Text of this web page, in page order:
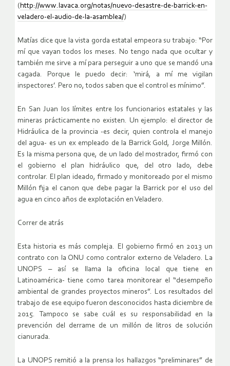
(http://www.lavaca.org/notas/nuevo-desastre-de-barrick-en-
veladero-el-audio-de-la-asamblea/)
Matías dice que la vista gorda estatal empeora su trabajo: “Por
mí que vayan todos los meses. No tengo nada que ocultar y
también me sirve a mí para perseguir a uno que se mandó una
cagada. Porque le puedo decir: ‘mirá, a mí me vigilan
inspectores’. Pero no, todos saben que el control es mínimo”.
En San Juan los límites entre los funcionarios estatales y las
mineras prácticamente no existen. Un ejemplo: el director de
Hidráulica de la provincia -es decir, quien controla el manejo
del agua- es un ex empleado de la Barrick Gold, Jorge Millón.
Es la misma persona que, de un lado del mostrador, firmó con
el gobierno el plan hidráulico que, del otro lado, debe
controlar. El plan ideado, firmado y monitoreado por el mismo
Millón fija el canon que debe pagar la Barrick por el uso del
agua en cinco años de explotación en Veladero.
Correr de atrás
Esta historia es más compleja. El gobierno firmó en 2013 un
contrato con la ONU como contralor externo de Veladero. La
UNOPS – así se llama la oficina local que tiene en
Latinoamérica- tiene como tarea monitorear el “desempeño
ambiental de grandes proyectos mineros”. Los resultados del
trabajo de ese equipo fueron desconocidos hasta diciembre de
2015. Tampoco se sabe cuál es su responsabilidad en la
prevención del derrame de un millón de litros de solución
cianurada.
La UNOPS remitió a la prensa los hallazgos “preliminares” de